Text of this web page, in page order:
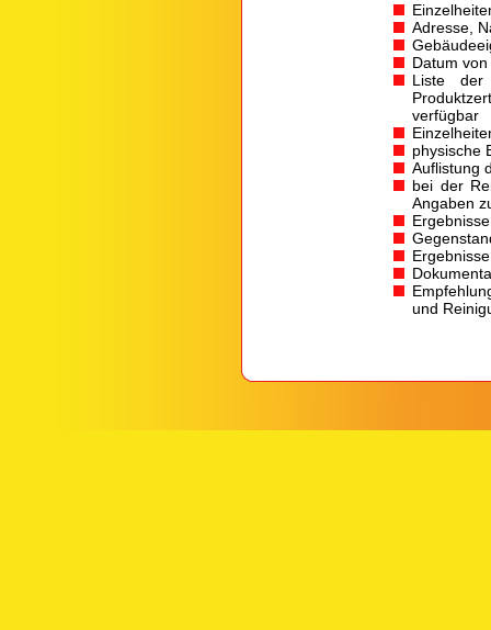
Adresse,
Datum
Liste der
verfügbar
physische
Auflistung
bei der
Angaben
und